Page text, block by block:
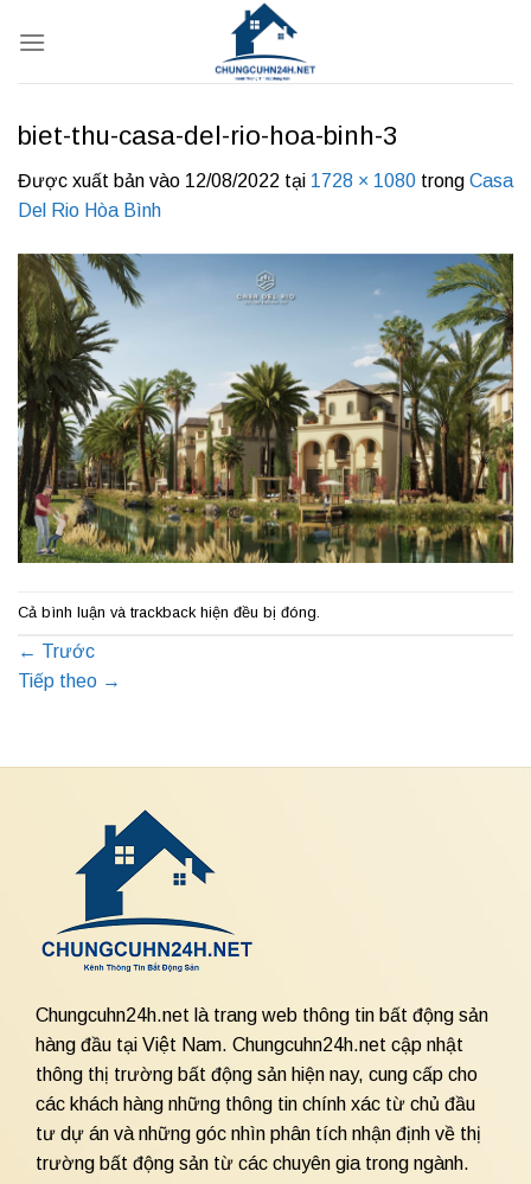
qua
biet-thu-casa-del-rio-hoa-binh-3
Được xuất bản vào 12/08/2022 tại 1728 × 1080 trong Casa
Del Rio Hòa Bình
Cả bình luận và trackback hiện đều bị đóng.
← Trước
Tiếp theo →
Chungcuhn24h.net là trang web thông tin bất động sản
hàng đầu tại Việt Nam. Chungcuhn24h.net cập nhật
thông thị trường bất động sản hiện nay, cung cấp cho
các khách hàng những thông tin chính xác từ chủ đầu
tư dự án và những góc nhìn phân tích nhận định về thị
trường bất động sản từ các chuyên gia trong ngành.